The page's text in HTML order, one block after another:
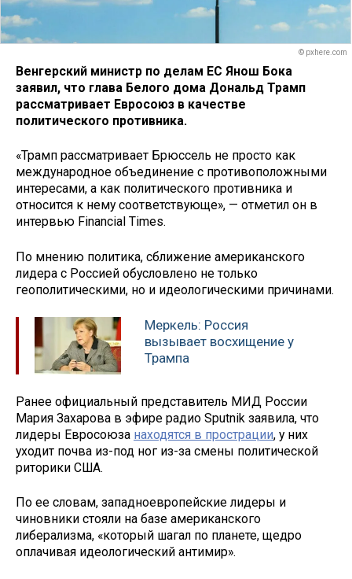
© pxhere.com
Венгерский министр по делам ЕС Янош Бока
заявил, что глава Белого дома Дональд Трамп
рассматривает Евросоюз в качестве
политического противника.
«Трамп рассматривает Брюссель не просто как
международное объединение с противоположными
интересами, а как политического противника и
относится к нему соответствующе», — отметил он в
интервью Financial Times.
По мнению политика, сближение американского
лидера с Россией обусловлено не только
геополитическими, но и идеологическими причинами.
Меркель: Россия
вызывает восхищение у
Трампа
Ранее официальный представитель МИД России
Мария Захарова в эфире радио Sputnik заявила, что
лидеры Евросоюза находятся в прострации, у них
уходит почва из-под ног из-за смены политической
риторики США.
По ее словам, западноевропейские лидеры и
чиновники стояли на базе американского
либерализма, «который шагал по планете, щедро
оплачивая идеологический антимир».